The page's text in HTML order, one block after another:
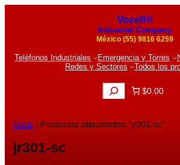
Vozell®
Industrial Company
México (55) 9816 6259
Teléfonos Industriales Emergencia y Torres
Redes y Sectores
Todos los
B
u
a
$0.00
Inicio / Productos etiquetados “jr301-sc”
jr301-sc